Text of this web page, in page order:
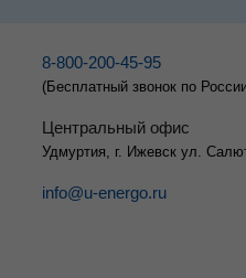
8-800-200-45-95
(Бесплатный звонок по
Центральный офис
Удмуртия, г. Ижевск ул.
info@u-energo.ru